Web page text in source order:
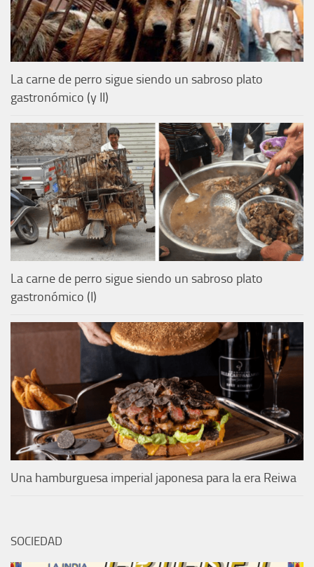
La carne de perro sigue siendo un sabroso plato
gastronómico (y II)
La carne de perro sigue siendo un sabroso plato
gastronómico (I)
Una hamburguesa imperial japonesa para la era Reiwa
SOCIEDAD